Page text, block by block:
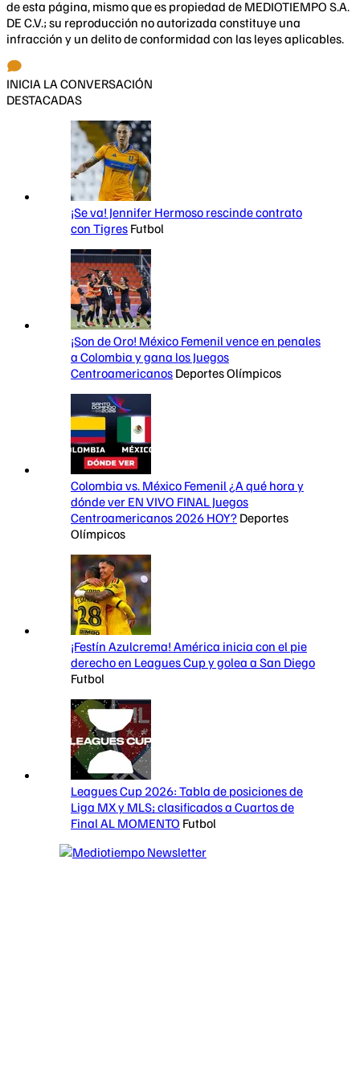
de esta página, mismo que es propiedad de MEDIOTIEMPO S.A.
DE C.V.; su reproducción no autorizada constituye una
infracción y un delito de conformidad con las leyes aplicables.
INICIA LA CONVERSACIÓN
DESTACADAS
¡Se va! Jennifer Hermoso rescinde contrato
con Tigres Futbol
¡Son de Oro! México Femenil vence en penales
a Colombia y gana los Juegos
Centroamericanos Deportes Olímpicos
Colombia vs. México Femenil ¿A qué hora y
dónde ver EN VIVO FINAL Juegos
Centroamericanos 2026 HOY? Deportes
Olímpicos
¡Festín Azulcrema! América inicia con el pie
derecho en Leagues Cup y golea a San Diego
Futbol
Leagues Cup 2026: Tabla de posiciones de
Liga MX y MLS; clasificados a Cuartos de
Final AL MOMENTO Futbol